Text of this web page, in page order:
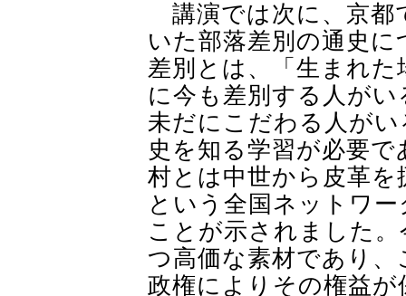
講演では次に、京都
いた部落差別の通史
差別とは、「生まれ
に今も差別する人が
未だにこだわる人が
史を知る学習が必要
村とは中世から皮革
という全国ネットワ
ことが示されました
つ高価な素材であり
政権によりその権益